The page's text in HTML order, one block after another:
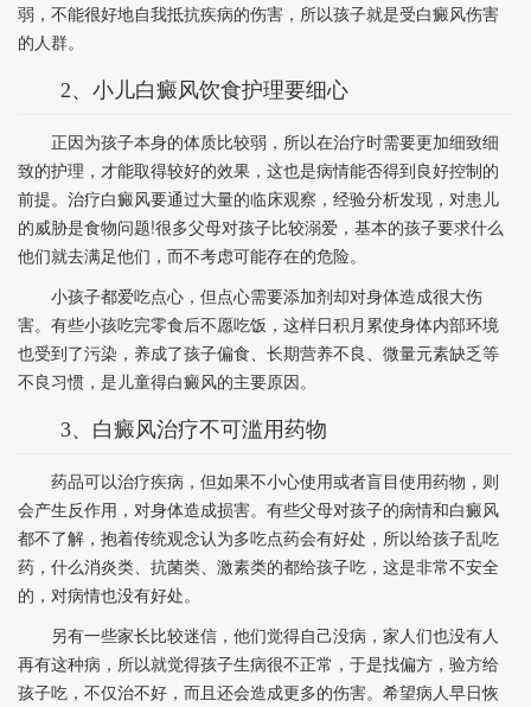
弱，不能很好地自我抵抗疾病的伤害，所以孩子就是受白癜风伤害
的人群。
2、小儿白癜风饮食护理要细心
正因为孩子本身的体质比较弱，所以在治疗时需要更加细致细
致的护理，才能取得较好的效果，这也是病情能否得到良好控制的
前提。治疗白癜风要通过大量的临床观察，经验分析发现，对患儿
的威胁是食物问题!很多父母对孩子比较溺爱，基本的孩子要求什么
他们就去满足他们，而不考虑可能存在的危险。
小孩子都爱吃点心，但点心需要添加剂却对身体造成很大伤
害。有些小孩吃完零食后不愿吃饭，这样日积月累使身体内部环境
也受到了污染，养成了孩子偏食、长期营养不良、微量元素缺乏等
不良习惯，是儿童得白癜风的主要原因。
3、白癜风治疗不可滥用药物
药品可以治疗疾病，但如果不小心使用或者盲目使用药物，则
会产生反作用，对身体造成损害。有些父母对孩子的病情和白癜风
都不了解，抱着传统观念认为多吃点药会有好处，所以给孩子乱吃
药，什么消炎类、抗菌类、激素类的都给孩子吃，这是非常不安全
的，对病情也没有好处。
另有一些家长比较迷信，他们觉得自己没病，家人们也没有人
再有这种病，所以就觉得孩子生病很不正常，于是找偏方，验方给
孩子吃，不仅治不好，而且还会造成更多的伤害。希望病人早日恢